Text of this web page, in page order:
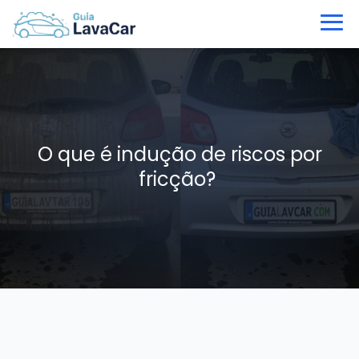
O que é indução de riscos por
fricção?